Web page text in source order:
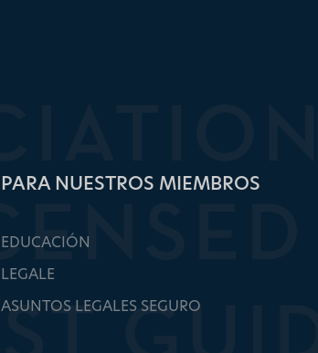
PARA NUESTROS MIEMBROS
EDUCACIÓN
LEGALE
ASUNTOS LEGALES SEGURO